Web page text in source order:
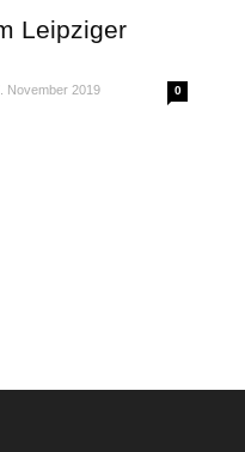
Leipziger
November 2019 0